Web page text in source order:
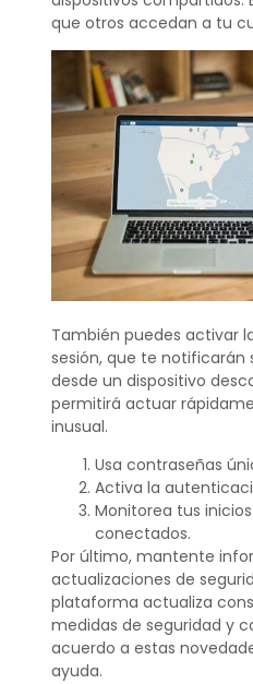
que otros accedan a tu
También puedes activar
sesión, que te
desde un dispositivo
permitirá actuar
inusual.
Usa contraseñas
Activa la
Monitorea tus
conectados.
Por último, mantente
actualizaciones de
plataforma actualiza
medidas de seguridad y
acuerdo a estas
ayuda.